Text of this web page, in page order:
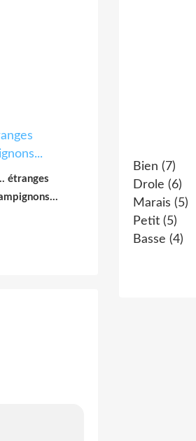
étranges
Bien (7)
Drole (6)
Marais (5)
Petit (5)
Basse (4)